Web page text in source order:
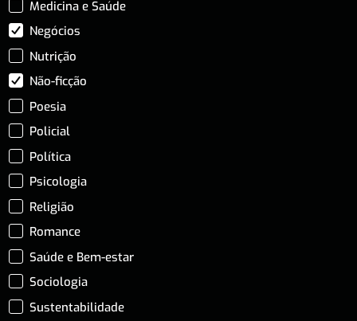
Medicina e Saúde
Negócios
Nutrição
Não-ficção
Poesia
Policial
Política
Psicologia
Religião
Romance
Saúde e Bem-estar
Sociologia
Sustentabilidade